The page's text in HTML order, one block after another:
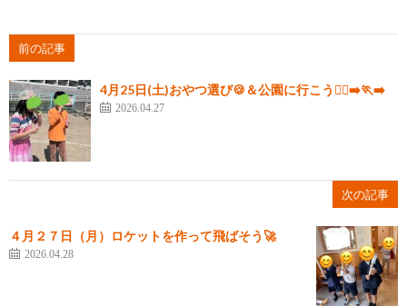
前の記事
4月25日(土)おやつ選び🍪＆公園に行こう🏃‍♂️‍➡️🏃‍➡️
2026.04.27
次の記事
４月２７日（月）ロケットを作って飛ばそう🚀
2026.04.28